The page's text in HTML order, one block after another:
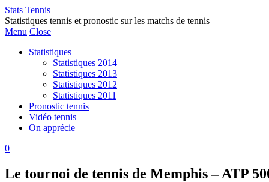
Stats Tennis
Statistiques tennis et pronostic sur les matchs de tennis
Menu Close
Statistiques
Statistiques 2014
Statistiques 2013
Statistiques 2012
Statistiques 2011
Pronostic tennis
Vidéo tennis
On apprécie
0
Le tournoi de tennis de Memphis – ATP